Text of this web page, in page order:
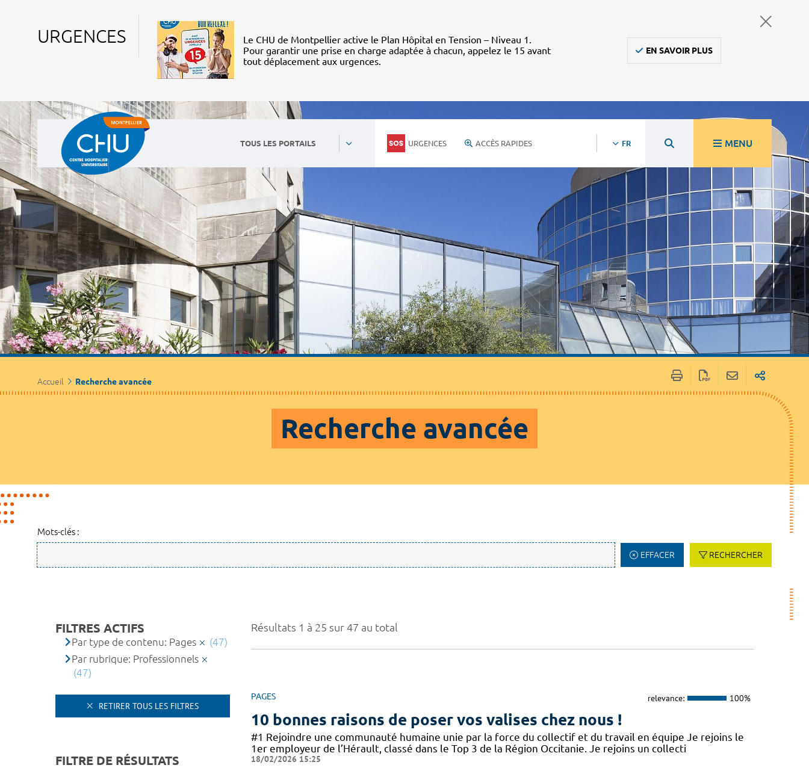
URGENCES
Le CHU de Montpellier active le Plan Hôpital en Tension – Niveau 1.
Pour garantir une prise en charge adaptée à chacun, appelez le 15 avant
tout déplacement aux urgences.
EN SAVOIR PLUS
TOUS LES PORTAILS URGENCES ACCÈS RAPIDES FR MENU
Accueil Recherche avancée
Recherche avancée
Mots-clés :
EFFACER RECHERCHER
Résultats 1 à 25 sur 47 au total
PAGES relevance: 100%
10 bonnes raisons de poser vos valises chez nous !
#1 Rejoindre une communauté humaine unie par la force du collectif et du travail en équipe Je rejoins le
1er employeur de l’Hérault, classé dans le Top 3 de la Région Occitanie. Je rejoins un collecti
18/02/2026 15:25
FILTRES ACTIFS
Par type de contenu: Pages
(47)
Par rubrique: Professionnels
(47)
RETIRER TOUS LES FILTRES
FILTRE DE RÉSULTATS